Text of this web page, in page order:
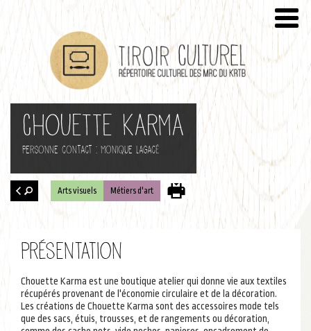
Chouette Karma
Personne contact : Monique Lagacé
recherche
Arts visuels Métiers d'art
Présentation
Chouette Karma est une boutique atelier qui donne vie aux textiles
récupérés provenant de l'économie circulaire et de la décoration.
Les créations de Chouette Karma sont des accessoires mode tels
que des sacs, étuis, trousses, et de rangements ou décoration,